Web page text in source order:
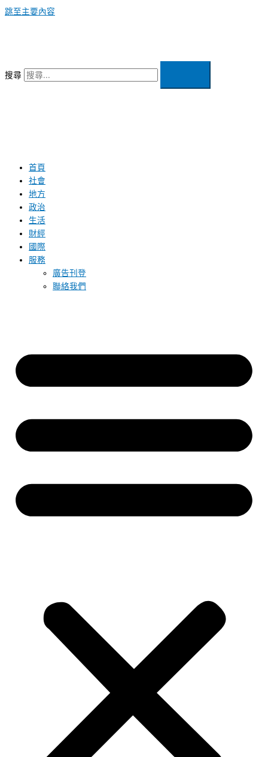
跳至主要內容
搜尋
首頁
社會
地方
政治
生活
財經
國際
服務
廣告刊登
聯絡我們